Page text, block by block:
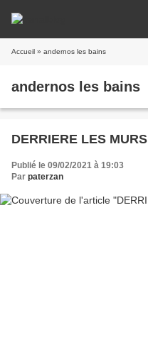
Accueil » andernos les bains
andernos les bains
DERRIERE LES MURS
Publié le 09/02/2021 à 19:03
Par paterzan